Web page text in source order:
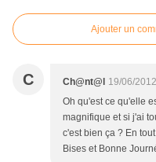
Ajouter un
C Ch@nt@l
19/06/
Oh qu'est ce qu'elle
magnifique et si j'ai
c'est bien ça ? En
Bises et Bonne